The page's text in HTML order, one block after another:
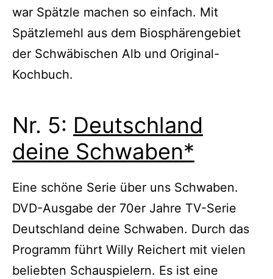
war Spätzle machen so einfach. Mit
Spätzlemehl aus dem Biosphärengebiet
der Schwäbischen Alb und Original-
Kochbuch.
Nr. 5: Deutschland
deine Schwaben*
Eine schöne Serie über uns Schwaben.
DVD-Ausgabe der 70er Jahre TV-Serie
Deutschland deine Schwaben. Durch das
Programm führt Willy Reichert mit vielen
beliebten Schauspielern. Es ist eine